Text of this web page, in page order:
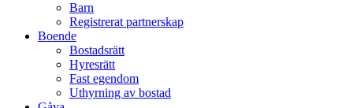
Barn
Registrerat partnerskap
Boende
Bostadsrätt
Hyresrätt
Fast egendom
Uthyrning av bostad